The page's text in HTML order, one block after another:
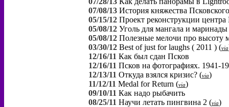
07/08/13 История княжества Псковского
05/15/12 Проект реконструкции центра
05/08/12 Уголь для мангала и
05/08/12 Полезные мелочи про высоту
03/30/12 Best of just for laughs ( 2011 ) (via
12/16/11 Как был сдан Псков
12/16/11 Псков на фотографиях. 1941-
12/13/11 Откуда взялся кризис? (via)
11/12/11 Medal for Return (via)
09/10/11 Как надо рыбачить
08/25/11 Научи летать пингвина 2 (via)